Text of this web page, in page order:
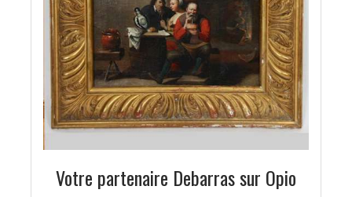
Votre partenaire Debarras sur Opio